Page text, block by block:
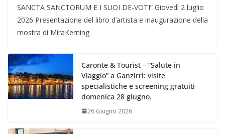
SANCTA SANCTORUM E I SUOI DE-VOTI” Giovedì 2 luglio
2026 Presentazione del libro d’artista e inaugurazione della
mostra di MiraKerning
Caronte & Tourist – “Salute in
Viaggio” a Ganzirri: visite
specialistiche e screening gratuiti
domenica 28 giugno.
26 Giugno 2026